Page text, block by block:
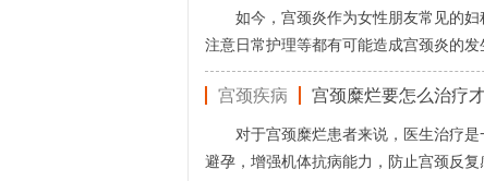
如今，宫颈炎作为女性朋友常见的
注意日常护理等都有可能造成宫颈炎的
宫颈疾病 宫颈糜烂要怎么治疗
对于宫颈糜烂患者来说，医生治疗
避孕，增强机体抗病能力，防止宫颈反